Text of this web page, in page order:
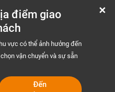
điểm giao
vực có thể ảnh hưởng đến
vận chuyển và sự sẵn
Đến